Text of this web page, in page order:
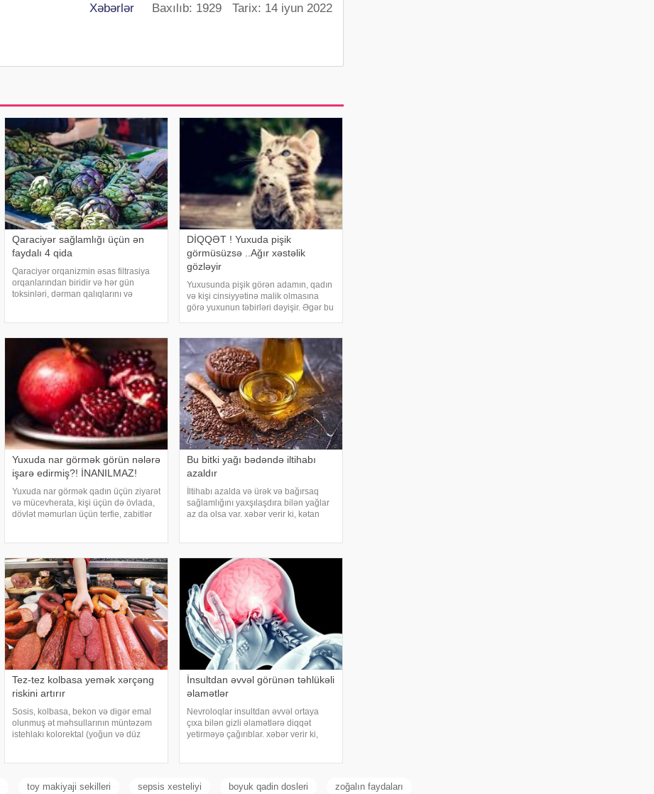
Xəbərlər Baxılıb: 1929 Tarix: 14 iyun 2022
Qaraciyər sağlamlığı üçün ən
faydalı 4 qida
Qaraciyər orqanizmin əsas filtrasiya
orqanlarından biridir və hər gün
toksinləri, dərman qalıqlarını və
klinikalar
DİQQƏT ! Yuxuda pişik
görmüsüzsə ..Ağır xəstəlik
gözləyir
Yuxusunda pişik görən adamın, qadın
və kişi cinsiyyətinə malik olmasına
görə yuxunun təbirləri dəyişir. Əgər bu
şəxsiyyətə sahib olduğu, ətrafındak
Yuxuda nar görmək görün nələrə
işarə edirmiş?! İNANILMAZ!
Yuxuda nar görmək qadın üçün ziyarət
və mücevherata, kişi üçün də övlada,
dövlət məmurları üçün terfie, zabitlər
Bu bitki yağı bədəndə iltihabı
azaldır
İltihabı azalda və ürək və bağırsaq
sağlamlığını yaxşılaşdıra bilən yağlar
az da olsa var. xəbər verir ki, kətan
toxumlarında
Tez-tez kolbasa yemək xərçəng
riskini artırır
Sosis, kolbasa, bekon və digər emal
olunmuş ət məhsullarının müntəzəm
istehlakı kolorektal (yoğun və düz
İnsultdan əvvəl görünən təhlükəli
əlamətlər
Nevroloqlar insultdan əvvəl ortaya
çıxa bilən gizli əlamətlərə diqqət
yetirməyə çağırıblar. xəbər verir ki,
toy makiyaji sekilleri sepsis xesteliyi boyuk qadin dosleri zoğalın faydaları